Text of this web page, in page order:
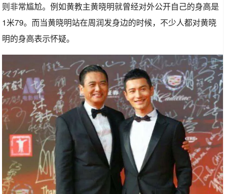
则非常尴尬。例如黄教主黄晓明就曾经对外公开自己的身高是
1米79。而当黄晓明站在周润发身边的时候，不少人都对黄晓
明的身高表示怀疑。